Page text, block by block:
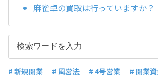
麻雀卓の買取は行っていますか？
# 新規開業 # 風営法 # 4号営業 # 開業